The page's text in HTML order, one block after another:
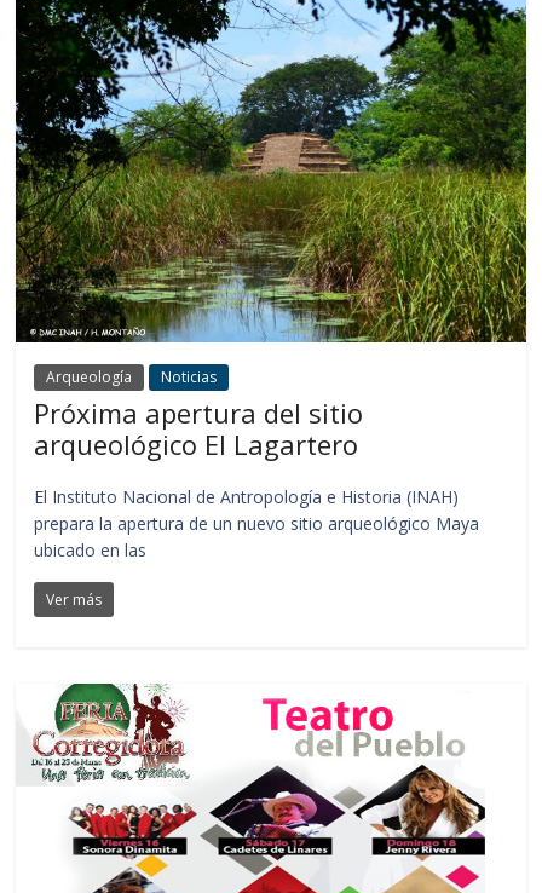
Arqueología Noticias
Próxima apertura del sitio
arqueológico El Lagartero
El Instituto Nacional de Antropología e Historia (INAH)
prepara la apertura de un nuevo sitio arqueológico Maya
ubicado en las
Ver más